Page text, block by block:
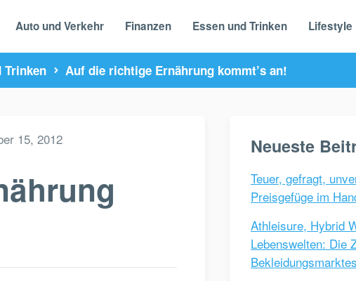
Auto und Verkehr Finanzen Essen und Trinken Lifestyle
Trinken Auf die richtige Ernährung kommt’s an!
15, 2012 Neueste
Teuer, gefragt,
Preisgefüge im
Athleisure, Hybrid
Lebenswelten: Die
Bekleidungsmarktes